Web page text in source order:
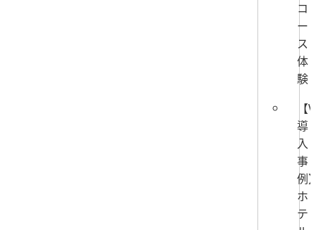
コ
ー
ス
体
験
【
導
入
事
例
ホ
テ